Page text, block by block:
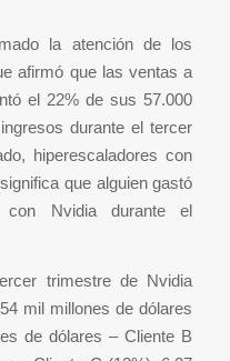
la atención de los
afirmó que las ventas a
el 22% de sus 57.000
durante el tercer
hiperescaladores con
que alguien gastó
con Nvidia durante el
trimestre de Nvidia
mil millones de dólares
de dólares – Cliente B